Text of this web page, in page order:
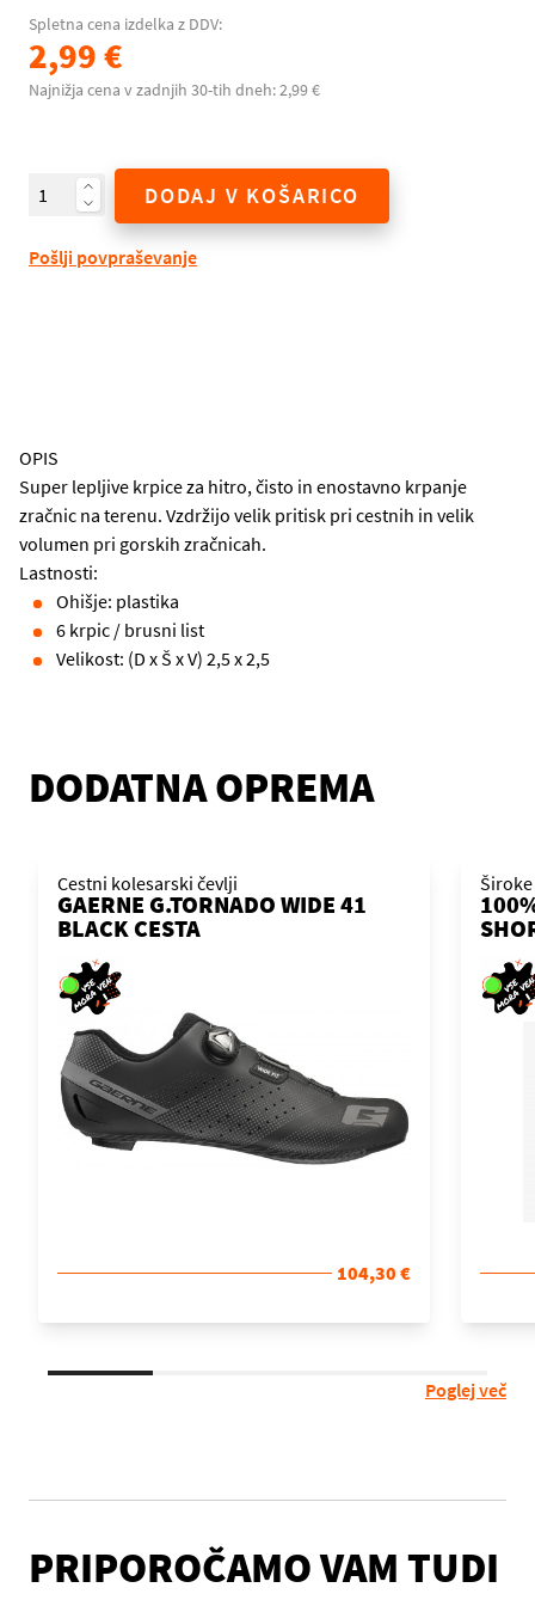
Spletna cena izdelka z DDV:
2,99 €
Najnižja cena v zadnjih 30-tih dneh: 2,99 €
DODAJ V KOŠARICO
Pošlji povpraševanje
OPIS
Super lepljive krpice za hitro, čisto in enostavno krpanje
zračnic na terenu. Vzdržijo velik pritisk pri cestnih in velik
volumen pri gorskih zračnicah.
Lastnosti:
Ohišje: plastika
6 krpic / brusni list
Velikost: (D x Š x V) 2,5 x 2,5
DODATNA OPREMA
Cestni kolesarski čevlji
GAERNE G.TORNADO WIDE 41
BLACK CESTA
104,30 €
Poglej več
PRIPOROČAMO VAM TUDI